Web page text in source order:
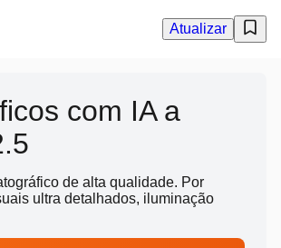
Atualizar
com IA a
de alta qualidade. Por
ultra detalhados, iluminação